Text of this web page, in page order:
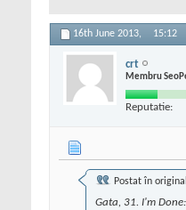
16th June 2013, 15:12
crt
Membru
Reputatie:
Postat în
Gata, 31. I'm Done: